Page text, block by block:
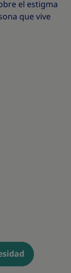
el estigma
que vive